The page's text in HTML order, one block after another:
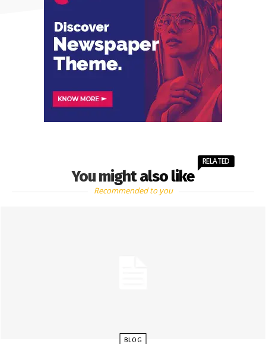
You might also like
RELATED
Recommended to you
BLOG